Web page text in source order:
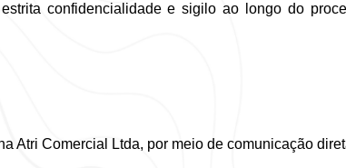
confidencialidade e sigilo ao longo do
Atri Comercial Ltda, por meio de comunicação